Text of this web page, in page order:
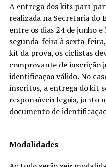
A entrega dos kits para
realizada na Secretaria do
entre os dias 24 de junho e
segunda-feira à sexta-
kit da prova, os ciclistas
comprovante de inscrição
identificação válido. No
inscritos, a entrega do kit
responsáveis legais, junto
documento de
Modalidades